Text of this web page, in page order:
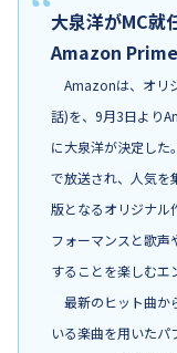
大泉洋がMC就
Amazon
Amazonは、オリ
話)を、9月3日より
に大泉洋が決定した
で放送され、人気を
版となるオリジナル
フォーマンスと歌声
することを楽しむエ
最新のヒット曲か
いる楽曲を用いた